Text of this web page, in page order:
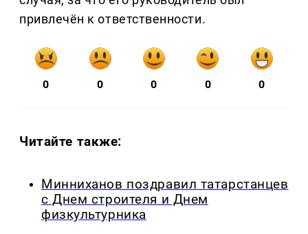
привлечён к ответственности.
0 0 0 0 0
Читайте также:
Минниханов поздравил татарстанцев
с Днем строителя и Днем
физкультурника